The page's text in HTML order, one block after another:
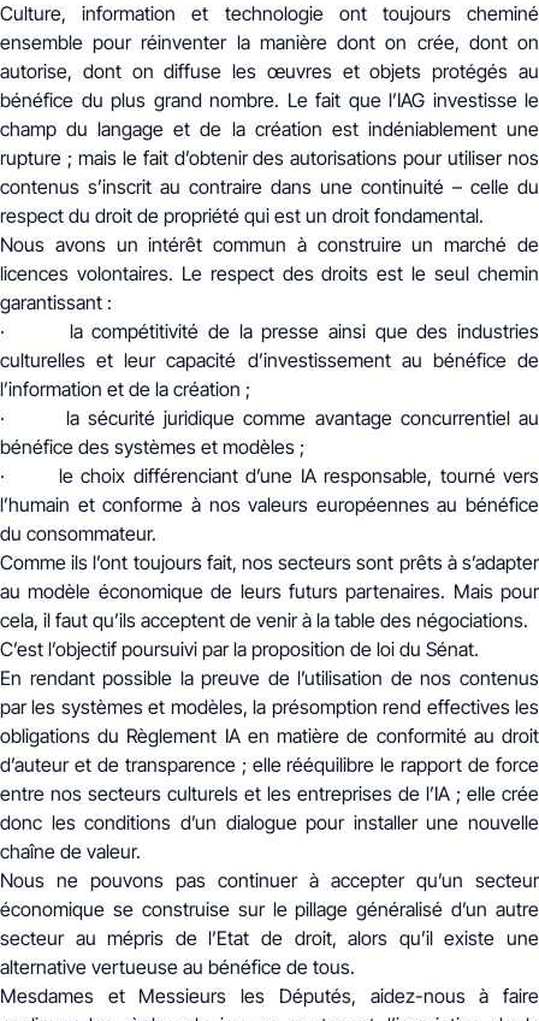
Culture, information et technologie ont toujours cheminé
ensemble pour réinventer la manière dont on crée, dont on
autorise, dont on diffuse les œuvres et objets protégés au
bénéfice du plus grand nombre. Le fait que l’IAG investisse le
champ du langage et de la création est indéniablement une
rupture ; mais le fait d’obtenir des autorisations pour utiliser nos
contenus s’inscrit au contraire dans une continuité – celle du
respect du droit de propriété qui est un droit fondamental.
Nous avons un intérêt commun à construire un marché de
licences volontaires. Le respect des droits est le seul chemin
garantissant :
· la compétitivité de la presse ainsi que des industries
culturelles et leur capacité d’investissement au bénéfice de
l’information et de la création ;
· la sécurité juridique comme avantage concurrentiel au
bénéfice des systèmes et modèles ;
· le choix différenciant d’une IA responsable, tourné vers
l’humain et conforme à nos valeurs européennes au bénéfice
du consommateur.
Comme ils l’ont toujours fait, nos secteurs sont prêts à s’adapter
au modèle économique de leurs futurs partenaires. Mais pour
cela, il faut qu’ils acceptent de venir à la table des négociations.
C’est l’objectif poursuivi par la proposition de loi du Sénat.
En rendant possible la preuve de l’utilisation de nos contenus
par les systèmes et modèles, la présomption rend effectives les
obligations du Règlement IA en matière de conformité au droit
d’auteur et de transparence ; elle rééquilibre le rapport de force
entre nos secteurs culturels et les entreprises de l’IA ; elle crée
donc les conditions d’un dialogue pour installer une nouvelle
chaîne de valeur.
Nous ne pouvons pas continuer à accepter qu’un secteur
économique se construise sur le pillage généralisé d’un autre
secteur au mépris de l’Etat de droit, alors qu’il existe une
alternative vertueuse au bénéfice de tous.
Mesdames et Messieurs les Députés, aidez-nous à faire